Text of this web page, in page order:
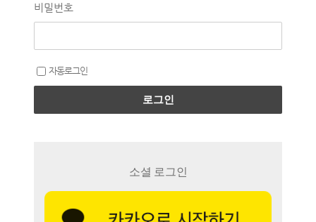
로그인
비밀번호
자동로그인
로그인
소셜 로그인